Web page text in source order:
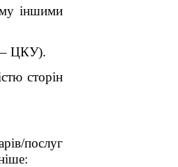
іншими
– ЦКУ).
сторін
послуг